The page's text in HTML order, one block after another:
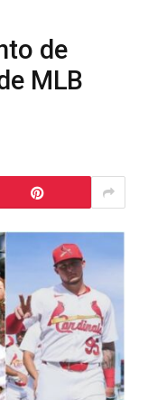
de
MLB